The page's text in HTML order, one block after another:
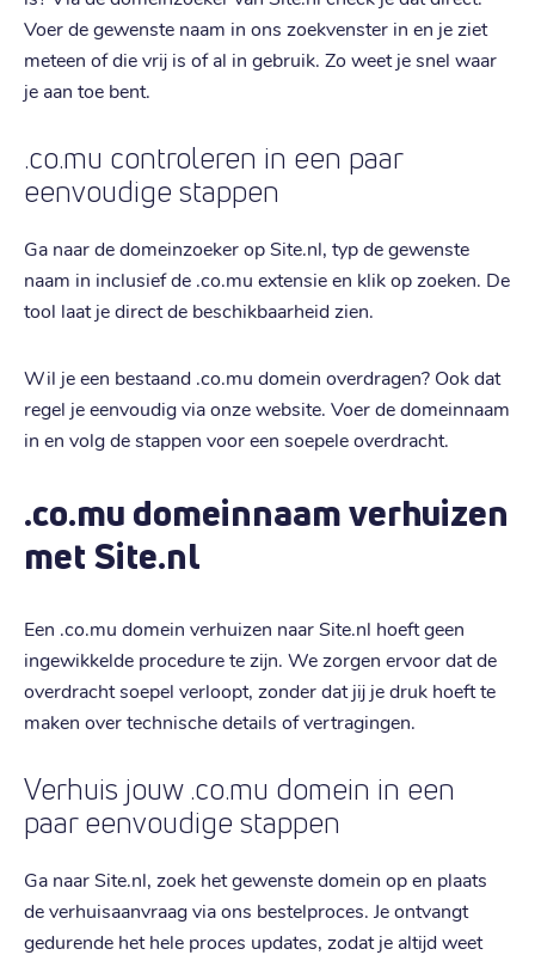
Voer de gewenste naam in ons zoekvenster in en je ziet
meteen of die vrij is of al in gebruik. Zo weet je snel waar
je aan toe bent.
.co.mu controleren in een paar
eenvoudige stappen
Ga naar de domeinzoeker op Site.nl, typ de gewenste
naam in inclusief de .co.mu extensie en klik op zoeken. De
tool laat je direct de beschikbaarheid zien.
Wil je een bestaand .co.mu domein overdragen? Ook dat
regel je eenvoudig via onze website. Voer de domeinnaam
in en volg de stappen voor een soepele overdracht.
.co.mu domeinnaam verhuizen
met Site.nl
Een .co.mu domein verhuizen naar Site.nl hoeft geen
ingewikkelde procedure te zijn. We zorgen ervoor dat de
overdracht soepel verloopt, zonder dat jij je druk hoeft te
maken over technische details of vertragingen.
Verhuis jouw .co.mu domein in een
paar eenvoudige stappen
Ga naar Site.nl, zoek het gewenste domein op en plaats
de verhuisaanvraag via ons bestelproces. Je ontvangt
gedurende het hele proces updates, zodat je altijd weet